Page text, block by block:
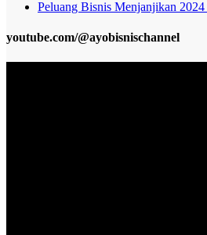
Peluang Bisnis Menjanjikan 2024
youtube.com/@ayobisnischannel